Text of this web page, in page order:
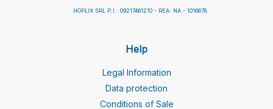
HOPLIX SRL P.I.: 09217461210 - REA: NA - 1016678
Help
Legal Information
Data protection
Conditions of Sale